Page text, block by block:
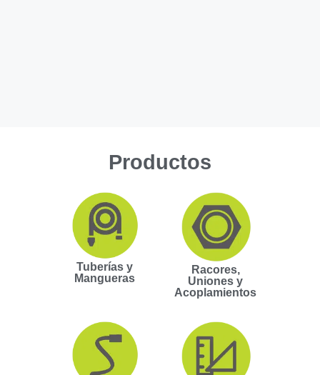
Productos
Tuberías y
Mangueras
Racores,
Uniones y
Acoplamientos